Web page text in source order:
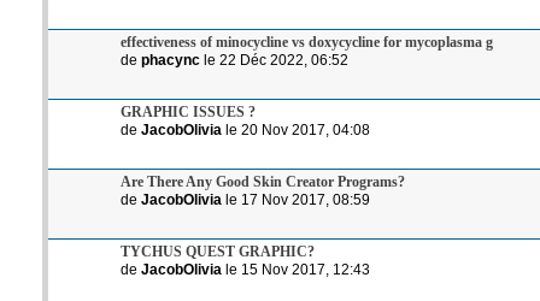
effectiveness of minocycline vs doxycycline for mycoplasma g
de phacyncle 22 Déc 2022, 06:52
GRAPHIC ISSUES ?
de JacobOlivia le 20 Nov 2017, 04:08
Are There Any Good Skin Creator Programs?
de JacobOlivia le 17 Nov 2017, 08:59
TYCHUS QUEST GRAPHIC?
de JacobOlivia le 15 Nov 2017, 12:43